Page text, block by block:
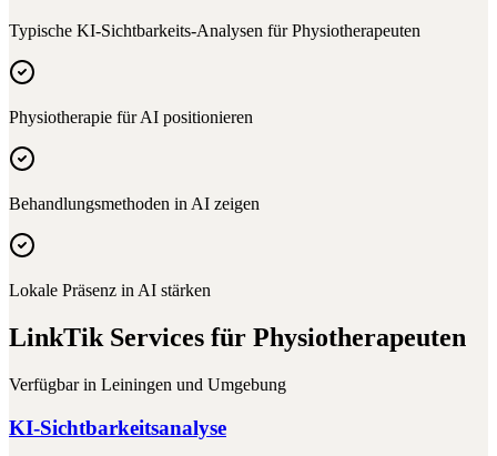
Typische KI-Sichtbarkeits-Analysen fürPhysiotherapeuten
Physiotherapie für AI positionieren
Behandlungsmethoden in AI zeigen
Lokale Präsenz in AI stärken
LinkTik Services für Physiotherapeuten
Verfügbar in Leiningen und Umgebung
KI-Sichtbarkeitsanalyse